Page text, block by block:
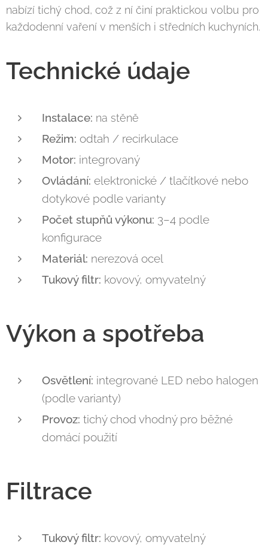
nabízí tichý chod, což z ní činí praktickou volbu pro
každodenní vaření v menších i středních kuchyních.
Technické údaje
Instalace: na stěně
Režim: odtah / recirkulace
Motor: integrovaný
Ovládání: elektronické / tlačítkové nebo
dotykové podle varianty
Počet stupňů výkonu: 3–4 podle
konfigurace
Materiál: nerezová ocel
Tukový filtr: kovový, omyvatelný
Výkon a spotřeba
Osvětlení: integrované LED nebo halogen
(podle varianty)
Provoz: tichý chod vhodný pro běžné
domácí použití
Filtrace
Tukový filtr: kovový, omyvatelný